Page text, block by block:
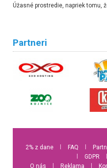
Partneri
2% z dane FAQ
GDPR
O nás
Reklama